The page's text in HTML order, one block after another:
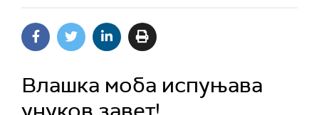
Влашка моба испуњава